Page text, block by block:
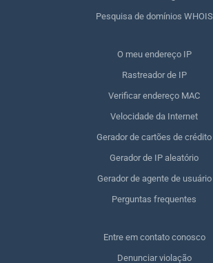
Pesquisa de domínios WHOIS
O meu endereço IP
Rastreador de IP
Verificar endereço MAC
Velocidade da Internet
Gerador de cartões de crédito
Gerador de IP aleatório
Gerador de agente de usuário
Perguntas frequentes
Entre em contato conosco
Denunciar violação